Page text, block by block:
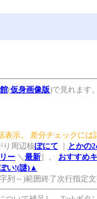
(仮身画像版)で見れます。
示。 差分チェックには
り周辺核ぽにて ｜ とかの
ー ＼ 最新］。 おすすめ
い!(謎)▲
～)範囲終了次行指定文